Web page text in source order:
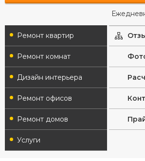
Ремонт квартир
Ремонт комнат
Дизайн интерьера
Ремонт офисов
Ремонт домов
Услуги